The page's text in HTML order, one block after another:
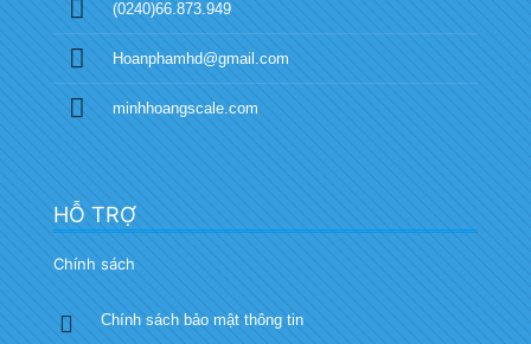
(0240)66.873.949
Hoanphamhd@gmail.com
minhhoangscale.com
HỖ TRỢ
Chính sách
Chính sách bảo mật thông tin